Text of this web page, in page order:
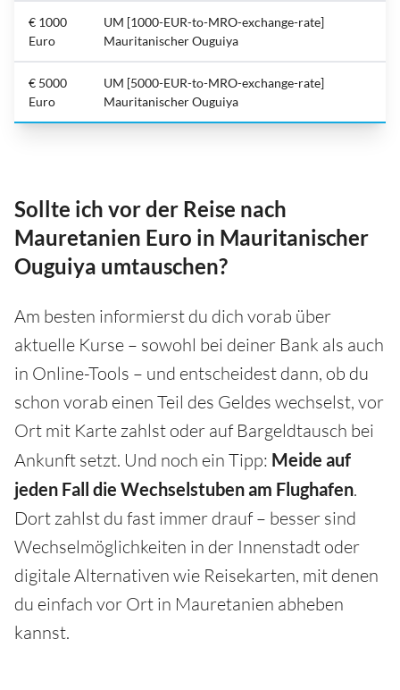
€ 1000
Euro
UM [1000-EUR-to-MRO-exchange-rate]
Mauritanischer Ouguiya
€ 5000
Euro
UM [5000-EUR-to-MRO-exchange-rate]
Mauritanischer Ouguiya
Sollte ich vor der Reise nach
Mauretanien Euro in Mauritanischer
Ouguiya umtauschen?
Am besten informierst du dich vorab über
aktuelle Kurse – sowohl bei deiner Bank als auch
in Online-Tools – und entscheidest dann, ob du
schon vorab einen Teil des Geldes wechselst, vor
Ort mit Karte zahlst oder auf Bargeldtausch bei
Ankunft setzt. Und noch ein Tipp: Meide auf
jeden Fall die Wechselstuben am Flughafen.
Dort zahlst du fast immer drauf – besser sind
Wechselmöglichkeiten in der Innenstadt oder
digitale Alternativen wie Reisekarten, mit denen
du einfach vor Ort in Mauretanien abheben
kannst.